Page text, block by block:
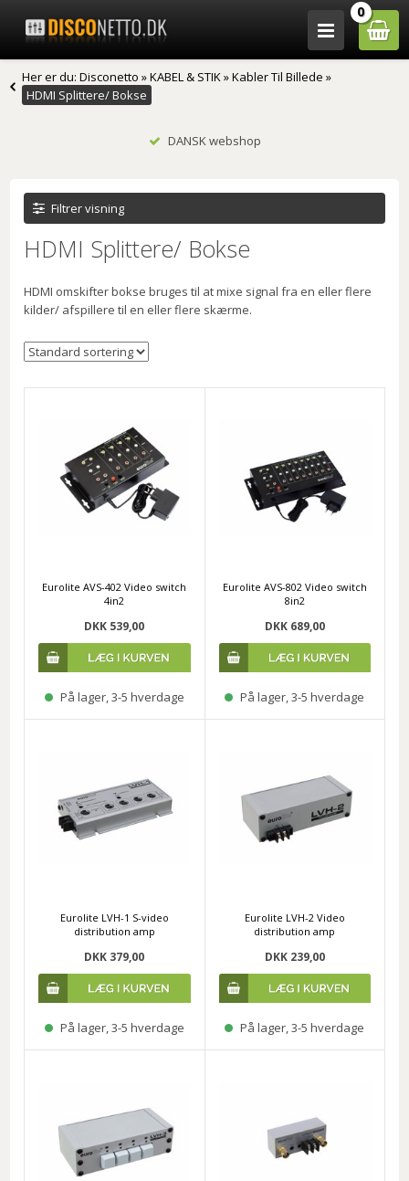
0
Her er du:Disconetto »KABEL & STIK»Kabler Til Billede »
HDMI Splittere/ Bokse
DANSK webshop
Filtrer visning
HDMI Splittere/ Bokse
HDMI omskifter bokse bruges til at mixe signal fra en eller flere
kilder/ afspillere til en eller flere skærme.
Eurolite AVS-402 Video switch
4in2
DKK 539,00
På lager, 3-5 hverdage
Eurolite AVS-802 Video switch
8in2
DKK 689,00
På lager, 3-5 hverdage
Eurolite LVH-1 S-video
distribution amp
DKK 379,00
På lager, 3-5 hverdage
Eurolite LVH-2 Video
distribution amp
DKK 239,00
På lager, 3-5 hverdage